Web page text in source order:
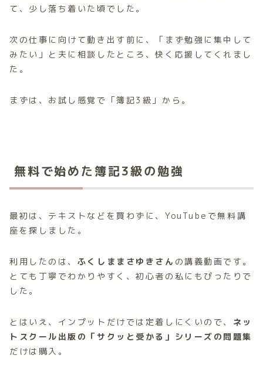
て、少し落ち着いた頃でした。
次の仕事に向けて動き出す前に、「まず勉強に集中して
みたい」と夫に相談したところ、快く応援してくれまし
た。
まずは、お試し感覚で「簿記3級」から。
無料で始めた簿記3級の勉強
最初は、テキストなどを買わずに、YouTubeで無料講
座を探しました。
利用したのは、 ふくしままさゆきさん の講義動画です。
とても丁寧でわかりやすく、初心者の私にもぴったりで
した。
とはいえ、インプットだけでは定着しにくいので、 ネッ
トスクール出版の「サクッと受かる」シリーズの問題集
だけは購入。